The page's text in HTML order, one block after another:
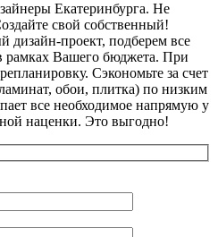
Екатеринбурга. Не
свой собственный!
дизайн-проект, подберем все
рамках Вашего бюджета. При
Сэкономьте за счет
обои, плитка) по низким
все необходимое напрямую у
наценки. Это выгодно!